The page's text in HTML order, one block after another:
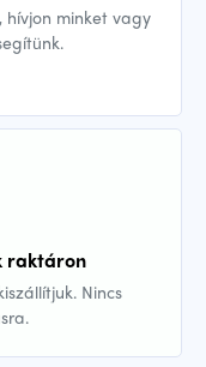
minket vagy
raktáron
Nincs